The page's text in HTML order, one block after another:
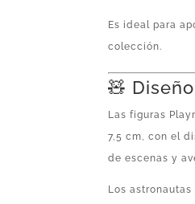
Es ideal para
colección.
🧸
Las figuras
7,5 cm, con el
de escenas y
Los